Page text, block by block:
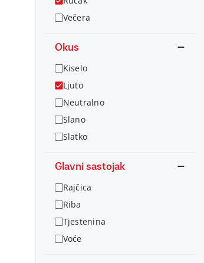
Večera
Okus
Kiselo
Ljuto
Neutralno
Slano
Slatko
Glavni sastojak
Rajčica
Riba
Tjestenina
Voće